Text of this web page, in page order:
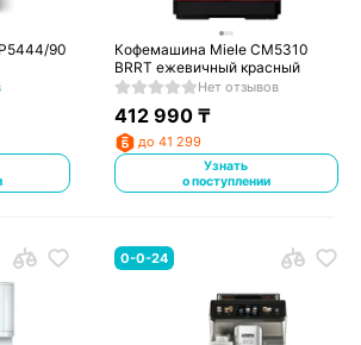
90
Кофемашина Miele CM5310
BRRT ежевичный красный
Нет отзывов
412 990 ₸
до 41 299
Узнать
о поступлении
0-0-24